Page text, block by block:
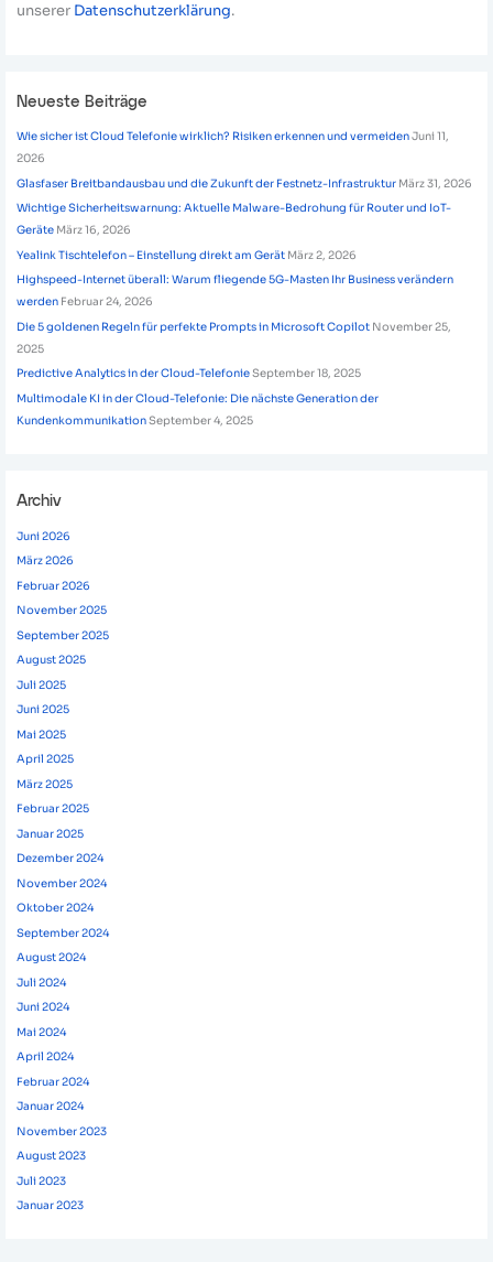
unserer Datenschutzerklärung.
Neueste Beiträge
Wie sicher ist Cloud Telefonie wirklich? Risiken erkennen und vermeidenJuni 11,
2026
Glasfaser Breitbandausbau und die Zukunft der Festnetz-Infrastruktur März 31, 2026
Wichtige Sicherheitswarnung: Aktuelle Malware-Bedrohung für Router und IoT-
Geräte März 16, 2026
Yealink Tischtelefon – Einstellung direkt am Gerät März 2, 2026
Highspeed-Internet überall: Warum fliegende 5G-Masten Ihr Business verändern
werden Februar 24, 2026
Die 5 goldenen Regeln für perfekte Prompts in Microsoft Copilot November 25,
2025
Predictive Analytics in der Cloud-TelefonieSeptember 18, 2025
Multimodale KI in der Cloud-Telefonie: Die nächste Generation der
KundenkommunikationSeptember 4, 2025
Archiv
Juni 2026
März 2026
Februar 2026
November 2025
September 2025
August 2025
Juli 2025
Juni 2025
Mai 2025
April 2025
März 2025
Februar 2025
Januar 2025
Dezember 2024
November 2024
Oktober 2024
September 2024
August 2024
Juli 2024
Juni 2024
Mai 2024
April 2024
Februar 2024
Januar 2024
November 2023
August 2023
Juli 2023
Januar 2023